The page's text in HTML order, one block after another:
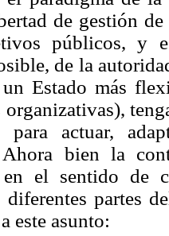
de gestión
públicos, y
de la
Estado más
organizativas),
actuar,
Ahora bien la
el sentido de
diferentes partes
este asunto: